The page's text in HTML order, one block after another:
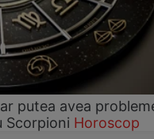
putea avea
Scorpioni Horoscop